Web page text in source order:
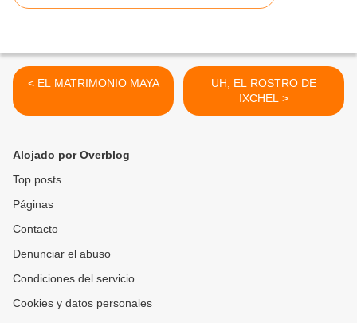
< EL MATRIMONIO MAYA
UH, EL ROSTRO DE
IXCHEL >
Alojado por Overblog
Top posts
Páginas
Contacto
Denunciar el abuso
Condiciones del servicio
Cookies y datos personales